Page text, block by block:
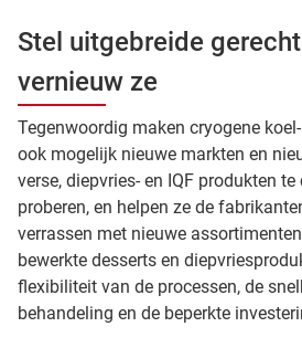
Stel uitgebreide
vernieuw ze
Tegenwoordig maken cryogene
ook mogelijk nieuwe markten en
verse, diepvries- en IQF produkten te
proberen, en helpen ze de
verrassen met nieuwe
bewerkte desserts en
flexibiliteit van de processen, de
behandeling en de beperkte